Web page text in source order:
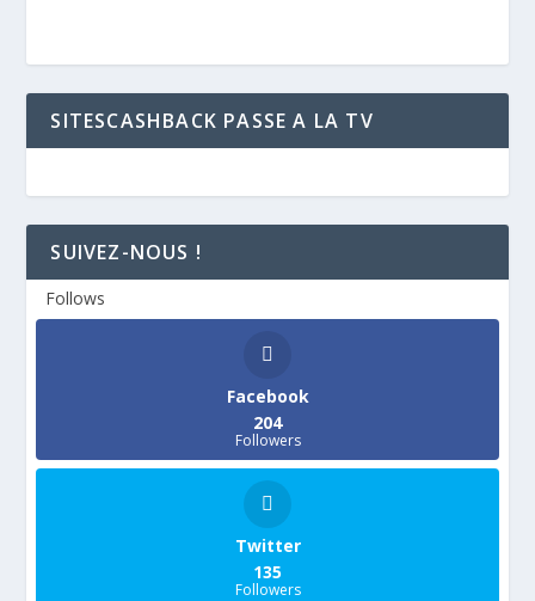
SITESCASHBACK PASSE A LA TV
SUIVEZ-NOUS !
Follows
Facebook
204
Followers
Twitter
135
Followers